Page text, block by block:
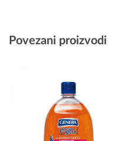
Povezani proizvodi